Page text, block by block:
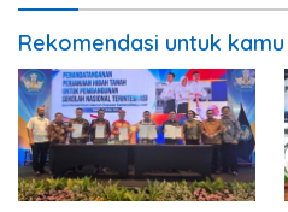
Rekomendasi untuk kamu